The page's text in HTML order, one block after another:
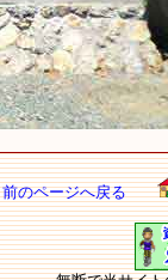
のページへ戻る